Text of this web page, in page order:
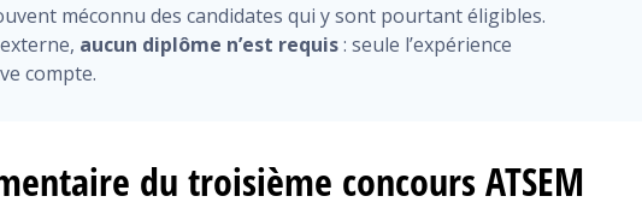
méconnu des candidates qui y sont pourtant éligibles.
aucun diplôme n’est requis: seule l’expérience
compte.
du troisième concours ATSEM